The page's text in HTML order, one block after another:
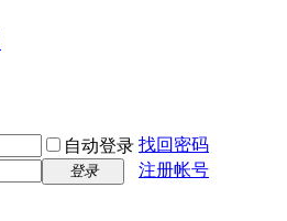
自动登录 找回密码
登录 注册帐号